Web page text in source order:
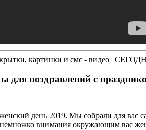
картинки и смс - видео |
для поздравлений с
день 2019. Мы собрали для вас
немножко внимания окружающим вас